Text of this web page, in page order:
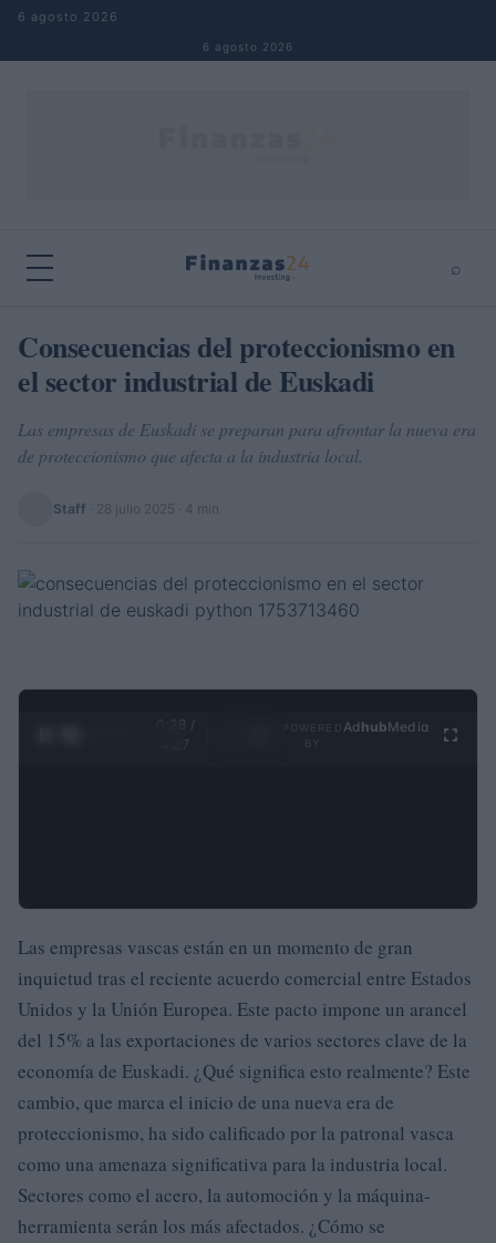
Saltar al contenido
6 agosto 2026
6 agosto 2026
⌕
Buscar ⌕ ×
Consecuencias del proteccionismo en
el sector industrial de Euskadi
Las empresas de Euskadi se preparan para afrontar la nueva era
de proteccionismo que afecta a la industria local.
Staff 28 julio 2025 · 4 min
0:28 /
4:27
Ad hubMedia
Las empresas vascas están en un momento de gran
inquietud tras el reciente acuerdo comercial entre Estados
Unidos y la Unión Europea. Este pacto impone un arancel
del 15% a las exportaciones de varios sectores clave de la
economía de Euskadi. ¿Qué significa esto realmente? Este
cambio, que marca el inicio de una nueva era de
proteccionismo, ha sido calificado por la patronal vasca
como una amenaza significativa para la industria local.
Sectores como el acero, la automoción y la máquina-
herramienta serán los más afectados. ¿Cómo se